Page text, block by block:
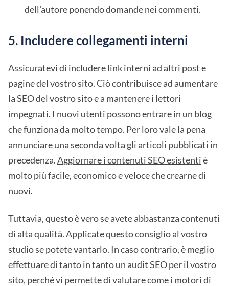
dell'autore ponendo domande nei commenti.
5. Includere collegamenti interni
Assicuratevi di includere link interni ad altri post e
pagine del vostro sito. Ciò contribuisce ad aumentare
la SEO del vostro sito e a mantenere i lettori
impegnati. I nuovi utenti possono entrare in un blog
che funziona da molto tempo. Per loro vale la pena
annunciare una seconda volta gli articoli pubblicati in
precedenza.Aggiornare i contenuti SEO esistentiè
molto più facile, economico e veloce che crearne di
nuovi.
Tuttavia, questo è vero se avete abbastanza contenuti
di alta qualità. Applicate questo consiglio al vostro
studio se potete vantarlo. In caso contrario, è meglio
effettuare di tanto in tanto un audit SEO per il vostro
sito, perché vi permette di valutare come i motori di